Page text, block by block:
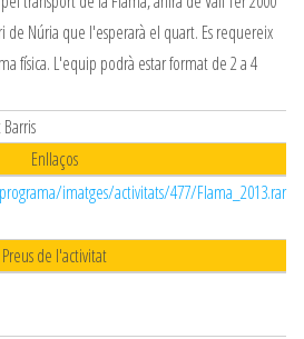
de Núria que l'esperarà el quart. Es requereix
física. L'equip podrà estar format de 2 a 4
Enllaços
imatges/activitats/477/Flama_2013.rar
Preus de l'activitat